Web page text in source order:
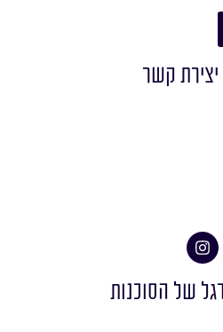
יצירת קשר
של הסוכנות